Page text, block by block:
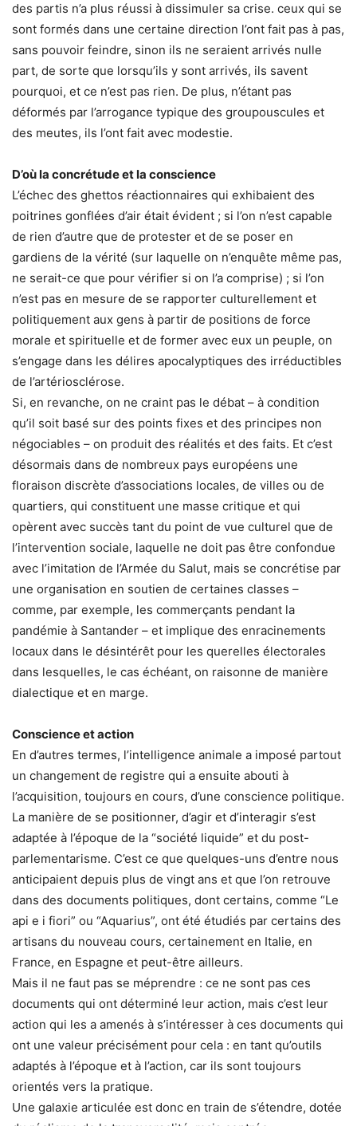
des partis n’a plus réussi à dissimuler sa crise. ceux qui se
sont formés dans une certaine direction l’ont fait pas à pas,
sans pouvoir feindre, sinon ils ne seraient arrivés nulle
part, de sorte que lorsqu’ils y sont arrivés, ils savent
pourquoi, et ce n’est pas rien. De plus, n’étant pas
déformés par l’arrogance typique des groupouscules et
des meutes, ils l’ont fait avec modestie.
D’où la concrétude et la conscience
L’échec des ghettos réactionnaires qui exhibaient des
poitrines gonflées d’air était évident ; si l’on n’est capable
de rien d’autre que de protester et de se poser en
gardiens de la vérité (sur laquelle on n’enquête même pas,
ne serait-ce que pour vérifier si on l’a comprise) ; si l’on
n’est pas en mesure de se rapporter culturellement et
politiquement aux gens à partir de positions de force
morale et spirituelle et de former avec eux un peuple, on
s’engage dans les délires apocalyptiques des irréductibles
de l’artériosclérose.
Si, en revanche, on ne craint pas le débat – à condition
qu’il soit basé sur des points fixes et des principes non
négociables – on produit des réalités et des faits. Et c’est
désormais dans de nombreux pays européens une
floraison discrète d’associations locales, de villes ou de
quartiers, qui constituent une masse critique et qui
opèrent avec succès tant du point de vue culturel que de
l’intervention sociale, laquelle ne doit pas être confondue
avec l’imitation de l’Armée du Salut, mais se concrétise par
une organisation en soutien de certaines classes –
comme, par exemple, les commerçants pendant la
pandémie à Santander – et implique des enracinements
locaux dans le désintérêt pour les querelles électorales
dans lesquelles, le cas échéant, on raisonne de manière
dialectique et en marge.
Conscience et action
En d’autres termes, l’intelligence animale a imposé partout
un changement de registre qui a ensuite abouti à
l’acquisition, toujours en cours, d’une conscience politique.
La manière de se positionner, d’agir et d’interagir s’est
adaptée à l’époque de la “société liquide” et du post-
parlementarisme. C’est ce que quelques-uns d’entre nous
anticipaient depuis plus de vingt ans et que l’on retrouve
dans des documents politiques, dont certains, comme “Le
api e i fiori” ou “Aquarius”, ont été étudiés par certains des
artisans du nouveau cours, certainement en Italie, en
France, en Espagne et peut-être ailleurs.
Mais il ne faut pas se méprendre : ce ne sont pas ces
documents qui ont déterminé leur action, mais c’est leur
action qui les a amenés à s’intéresser à ces documents qui
ont une valeur précisément pour cela : en tant qu’outils
adaptés à l’époque et à l’action, car ils sont toujours
orientés vers la pratique.
Une galaxie articulée est donc en train de s’étendre, dotée